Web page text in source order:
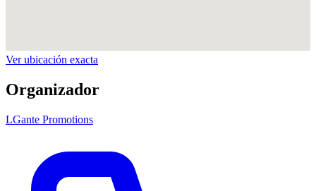
Ver ubicación exacta
Organizador
LGante Promotions